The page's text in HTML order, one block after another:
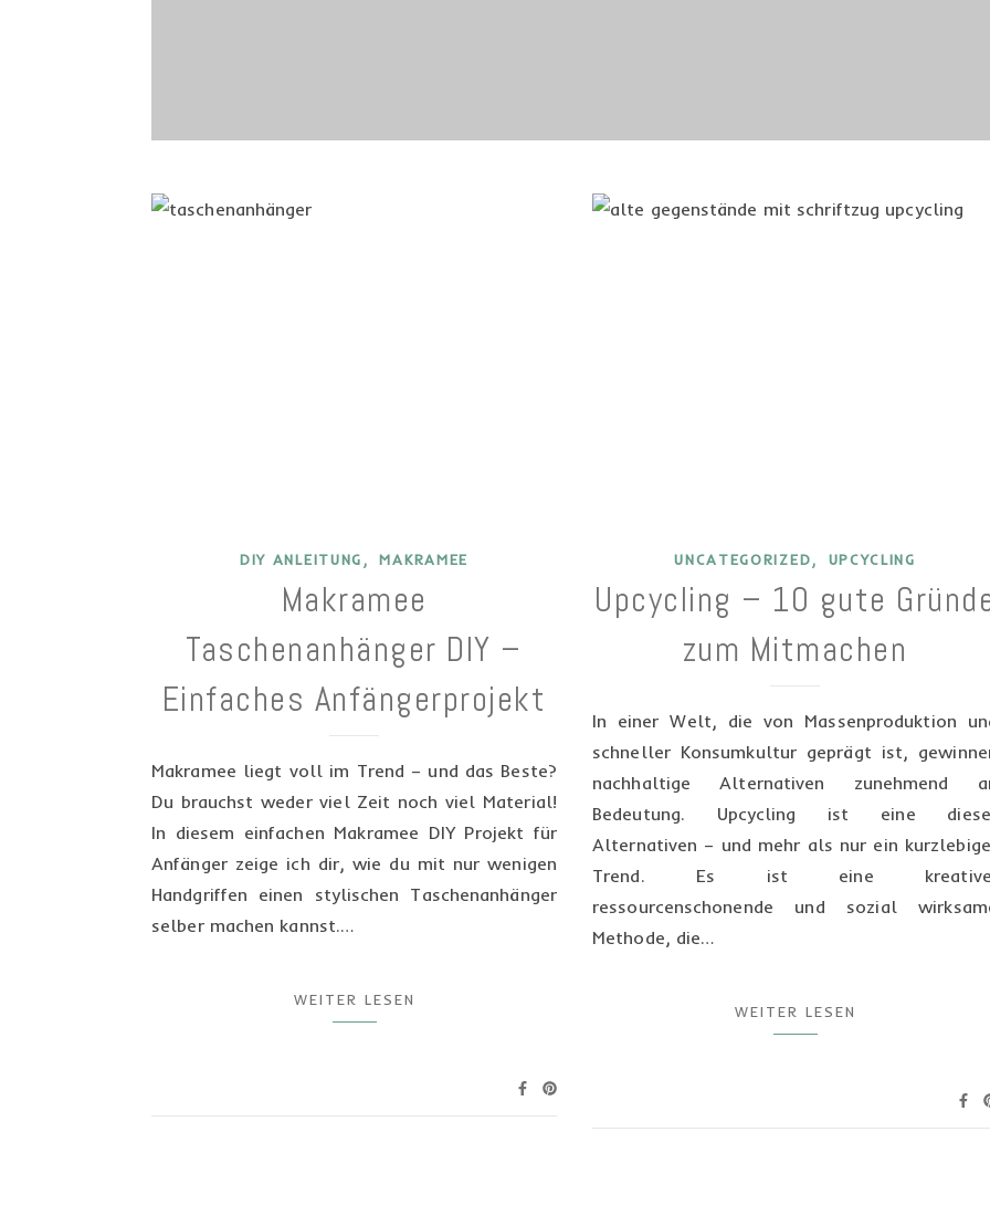
DIY ANLEITUNG ,MAKRAMEE
Makramee
Taschenanhänger DIY –
Einfaches Anfängerprojekt
Makramee liegt voll im Trend – und das Beste?
Du brauchst weder viel Zeit noch viel Material!
In diesem einfachen Makramee DIY Projekt für
Anfänger zeige ich dir, wie du mit nur wenigen
Handgriffen einen stylischen Taschenanhänger
selber machen kannst.…
WEITER LESEN
UNCATEGORIZED, UPCYCLING
Upcycling – 10 gute
zum Mitmachen
In einer Welt, die von Massenproduktion
schneller Konsumkultur geprägt ist,
nachhaltige Alternativen zunehmend
Bedeutung. Upcycling ist eine
Alternativen – und mehr als nur ein
Trend. Es ist eine
ressourcenschonende und sozial
Methode, die…
WEITER LESEN